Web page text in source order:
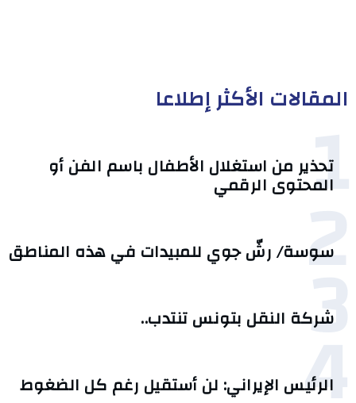
المقالات الأكثر إطلاعا
1
تحذير من استغلال الأطفال باسم الفن أو
المحتوى الرقمي
2
سوسة/ رشّ جوي للمبيدات في هذه المناطق
3
شركة النقل بتونس تنتدب..
4
الرئيس الإيراني: لن أستقيل رغم كل الضغوط